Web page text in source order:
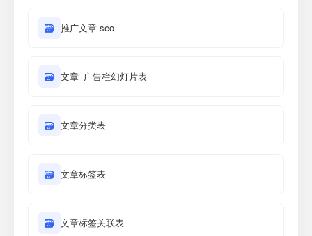
🗃 推广文章-seo
🗃 文章_广告栏幻灯片表
🗃 文章分类表
🗃 文章标签表
🗃 文章标签关联表